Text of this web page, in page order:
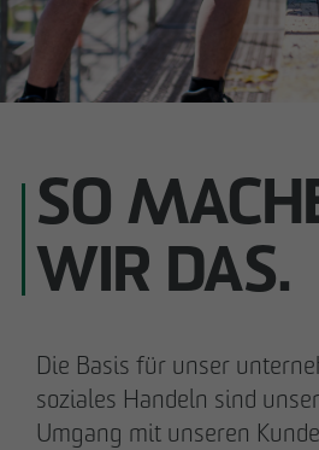
SO
WIR DAS.
Die Basis für unser
soziales Handeln sind
Umgang mit unseren